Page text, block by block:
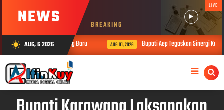
NEWS BREAKING
LIVE
wb_sunny AUG, 6 2026
Kapolresta Karawang Baru AUG 01, 2026 Bupati Aep Tegaskan Sinergi Kunci